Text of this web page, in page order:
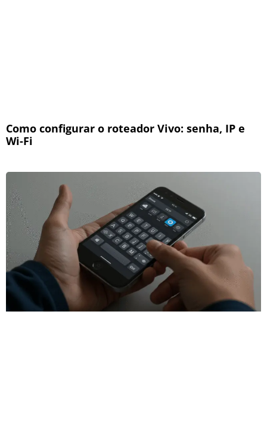
Como configurar o roteador Vivo: senha, IP e
Wi-Fi